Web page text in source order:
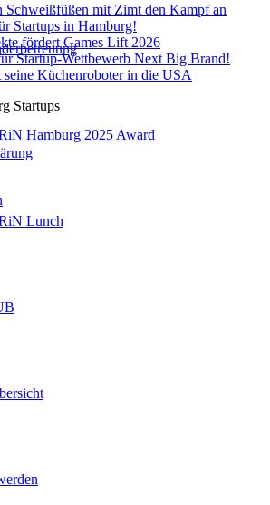
Hamburg 2025 Award
Lunch
Schweißfüßen mit Zimt den Kampf an
Startups in Hamburg!
fördert Games Lift 2026
Startup-Wettbewerb Next Big Brand!
Küchenroboter in die USA
Startups